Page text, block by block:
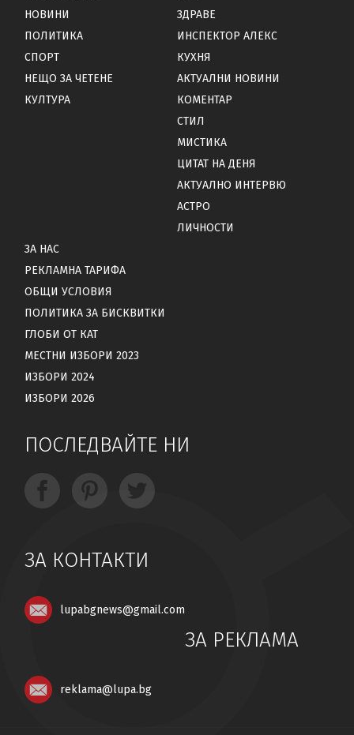
НОВИНИ
ПОЛИТИКА
СПОРТ
НЕЩО ЗА ЧЕТЕНЕ
КУЛТУРА
ЗДРАВЕ
ИНСПЕКТОР АЛЕКС
КУХНЯ
АКТУАЛНИ НОВИНИ
КОМЕНТАР
СТИЛ
МИСТИКА
ЦИТАТ НА ДЕНЯ
АКТУАЛНО ИНТЕРВЮ
АСТРО
ЛИЧНОСТИ
ЗА НАС
РЕКЛАМНА ТАРИФА
ОБЩИ УСЛОВИЯ
ПОЛИТИКА ЗА БИСКВИТКИ
ГЛОБИ ОТ КАТ
МЕСТНИ ИЗБОРИ 2023
ИЗБОРИ 2024
ИЗБОРИ 2026
ПОСЛЕДВАЙТЕ НИ
ЗА КОНТАКТИ
lupabgnews@gmail.com
ЗА РЕКЛАМА
reklama@lupa.bg